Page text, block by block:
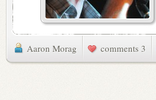
Aaron Morag 3 comments